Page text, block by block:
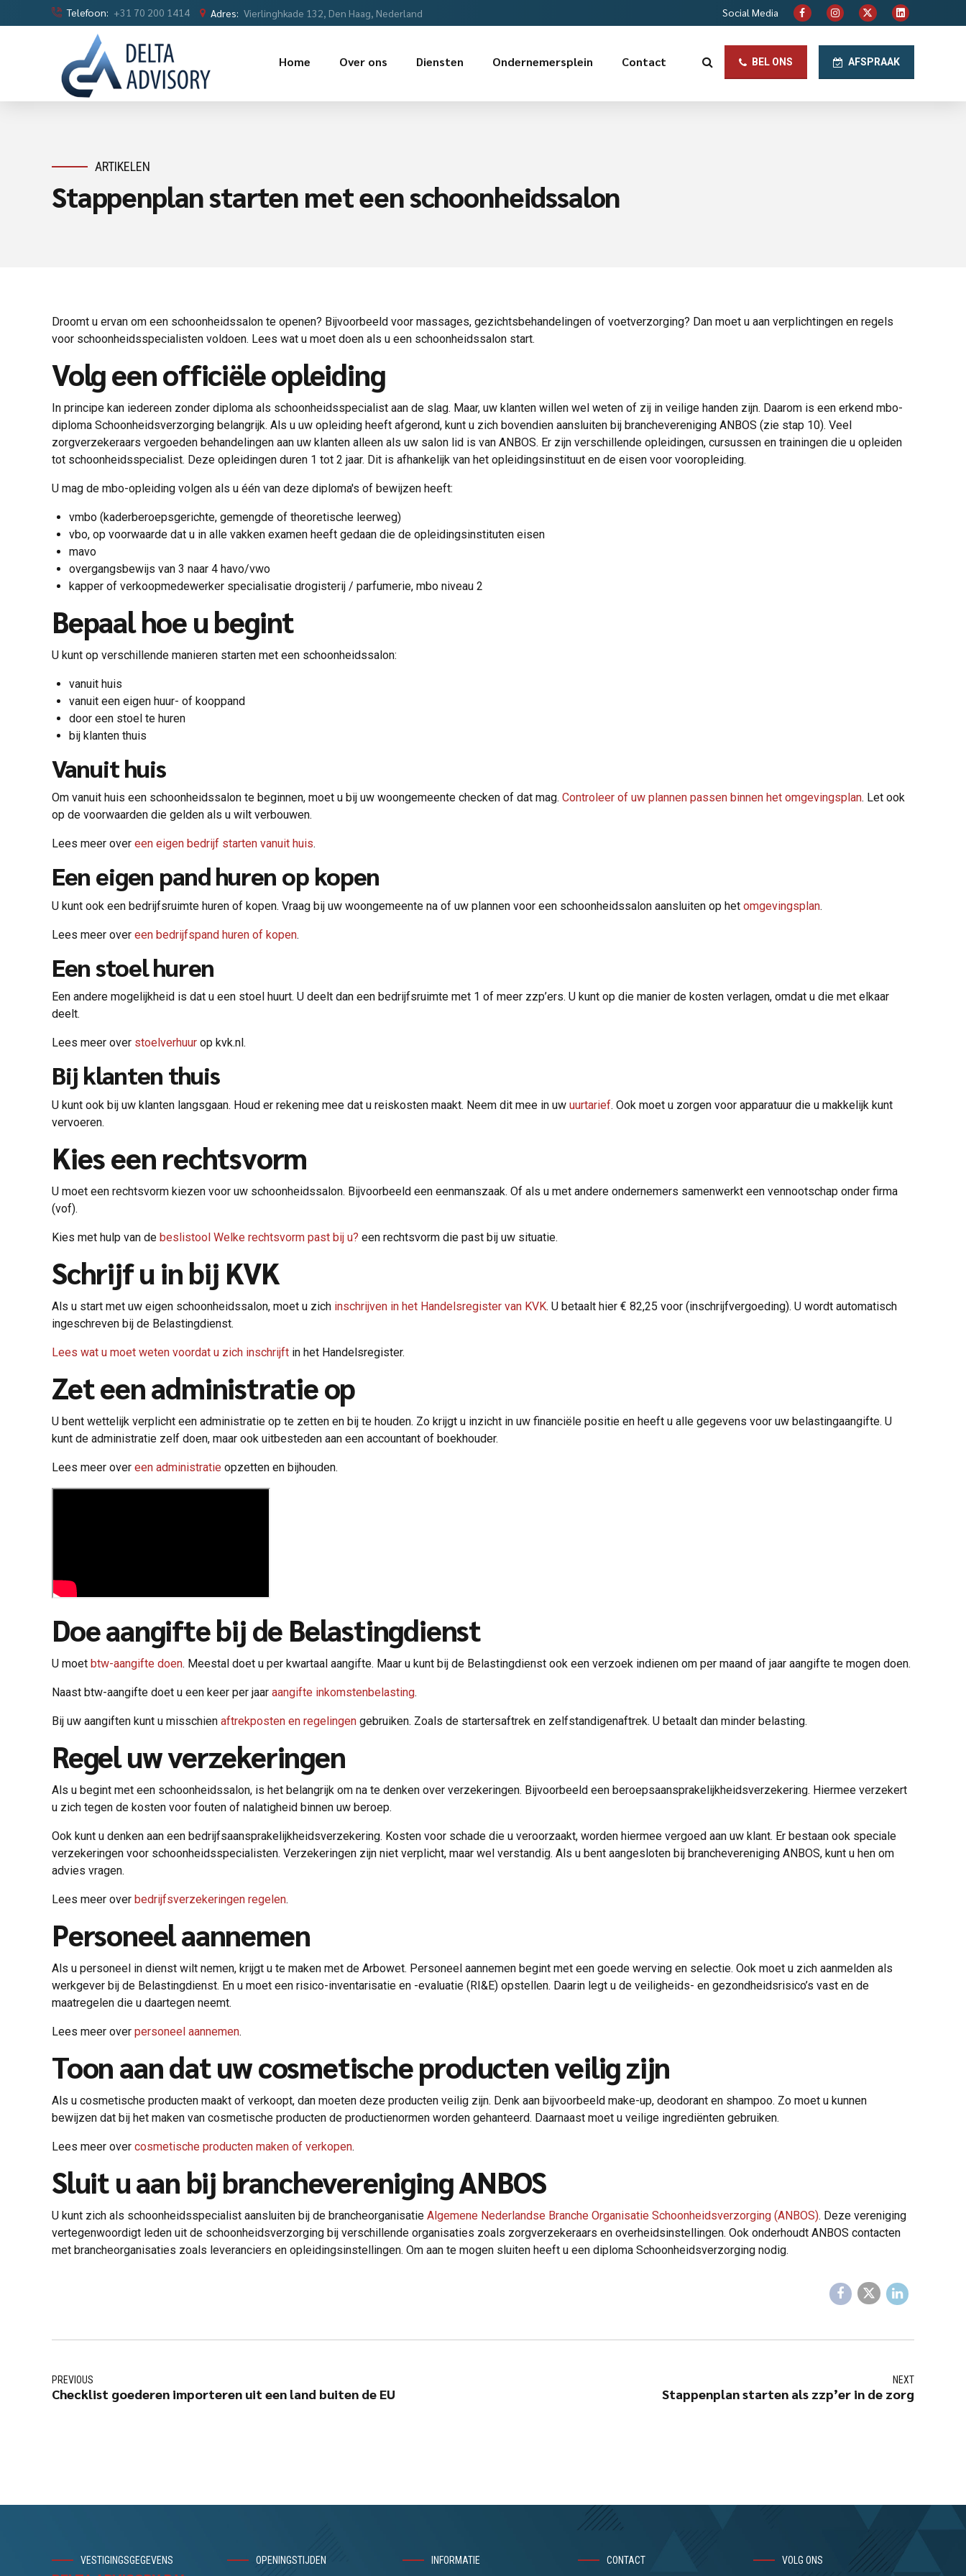
Telefoon: +31 70 200 1414 Adres: Vierlinghkade 132, Den Haag, Nederland Social Media
BEL ONS AFSPRAAK
Home Over ons Diensten Ondernemersplein Contact
ARTIKELEN
Stappenplan starten met een schoonheidssalon
Droomt u ervan om een schoonheidssalon te openen? Bijvoorbeeld voor massages, gezichtsbehandelingen of voetverzorging? Dan moet u aan verplichtingen en regels
voor schoonheidsspecialisten voldoen. Lees wat u moet doen als u een schoonheidssalon start.
Volg een officiële opleiding
In principe kan iedereen zonder diploma als schoonheidsspecialist aan de slag. Maar, uw klanten willen wel weten of zij in veilige handen zijn. Daarom is een erkend mbo-
diploma Schoonheidsverzorging belangrijk. Als u uw opleiding heeft afgerond, kunt u zich bovendien aansluiten bij branchevereniging ANBOS (zie stap 10). Veel
zorgverzekeraars vergoeden behandelingen aan uw klanten alleen als uw salon lid is van ANBOS. Er zijn verschillende opleidingen, cursussen en trainingen die u opleiden
tot schoonheidsspecialist. Deze opleidingen duren 1 tot 2 jaar. Dit is afhankelijk van het opleidingsinstituut en de eisen voor vooropleiding.
U mag de mbo-opleiding volgen als u één van deze diploma's of bewijzen heeft:
vmbo (kaderberoepsgerichte, gemengde of theoretische leerweg)
vbo, op voorwaarde dat u in alle vakken examen heeft gedaan die de opleidingsinstituten eisen
mavo
overgangsbewijs van 3 naar 4 havo/vwo
kapper of verkoopmedewerker specialisatie drogisterij / parfumerie, mbo niveau 2
Bepaal hoe u begint
U kunt op verschillende manieren starten met een schoonheidssalon:
vanuit huis
vanuit een eigen huur- of kooppand
door een stoel te huren
bij klanten thuis
Vanuit huis
Om vanuit huis een schoonheidssalon te beginnen, moet u bij uw woongemeente checken of dat mag. Controleer of uw plannen passen binnen het omgevingsplan. Let ook
op de voorwaarden die gelden als u wilt verbouwen.
Lees meer over een eigen bedrijf starten vanuit huis.
Een eigen pand huren op kopen
U kunt ook een bedrijfsruimte huren of kopen. Vraag bij uw woongemeente na of uw plannen voor een schoonheidssalon aansluiten op het omgevingsplan.
Lees meer over een bedrijfspand huren of kopen.
Een stoel huren
Een andere mogelijkheid is dat u een stoel huurt. U deelt dan een bedrijfsruimte met 1 of meer zzp’ers. U kunt op die manier de kosten verlagen, omdat u die met elkaar
deelt.
Lees meer over stoelverhuur op kvk.nl.
Bij klanten thuis
U kunt ook bij uw klanten langsgaan. Houd er rekening mee dat u reiskosten maakt. Neem dit mee in uw uurtarief. Ook moet u zorgen voor apparatuur die u makkelijk kunt
vervoeren.
Kies een rechtsvorm
U moet een rechtsvorm kiezen voor uw schoonheidssalon. Bijvoorbeeld een eenmanszaak. Of als u met andere ondernemers samenwerkt een vennootschap onder firma
(vof).
Kies met hulp van de beslistool Welke rechtsvorm past bij u? een rechtsvorm die past bij uw situatie.
Schrijf u in bij KVK
Als u start met uw eigen schoonheidssalon, moet u zich inschrijven in het Handelsregister van KVK. U betaalt hier € 82,25 voor (inschrijfvergoeding). U wordt automatisch
ingeschreven bij de Belastingdienst.
Lees wat u moet weten voordat u zich inschrijft in het Handelsregister.
Zet een administratie op
U bent wettelijk verplicht een administratie op te zetten en bij te houden. Zo krijgt u inzicht in uw financiële positie en heeft u alle gegevens voor uw belastingaangifte. U
kunt de administratie zelf doen, maar ook uitbesteden aan een accountant of boekhouder.
Lees meer over een administratie opzetten en bijhouden.
Doe aangifte bij de Belastingdienst
U moet btw-aangifte doen. Meestal doet u per kwartaal aangifte. Maar u kunt bij de Belastingdienst ook een verzoek indienen om per maand of jaar aangifte te mogen doen.
Naast btw-aangifte doet u een keer per jaar aangifte inkomstenbelasting.
Bij uw aangiften kunt u misschien aftrekposten en regelingen gebruiken. Zoals de startersaftrek en zelfstandigenaftrek. U betaalt dan minder belasting.
Regel uw verzekeringen
Als u begint met een schoonheidssalon, is het belangrijk om na te denken over verzekeringen. Bijvoorbeeld een beroepsaansprakelijkheidsverzekering. Hiermee verzekert
u zich tegen de kosten voor fouten of nalatigheid binnen uw beroep.
Ook kunt u denken aan een bedrijfsaansprakelijkheidsverzekering. Kosten voor schade die u veroorzaakt, worden hiermee vergoed aan uw klant. Er bestaan ook speciale
verzekeringen voor schoonheidsspecialisten. Verzekeringen zijn niet verplicht, maar wel verstandig. Als u bent aangesloten bij branchevereniging ANBOS, kunt u hen om
advies vragen.
Lees meer over bedrijfsverzekeringen regelen.
Personeel aannemen
Als u personeel in dienst wilt nemen, krijgt u te maken met de Arbowet. Personeel aannemen begint met een goede werving en selectie. Ook moet u zich aanmelden als
werkgever bij de Belastingdienst. En u moet een risico-inventarisatie en -evaluatie (RI&E) opstellen. Daarin legt u de veiligheids- en gezondheidsrisico’s vast en de
maatregelen die u daartegen neemt.
Lees meer over personeel aannemen.
Toon aan dat uw cosmetische producten veilig zijn
Als u cosmetische producten maakt of verkoopt, dan moeten deze producten veilig zijn. Denk aan bijvoorbeeld make-up, deodorant en shampoo. Zo moet u kunnen
bewijzen dat bij het maken van cosmetische producten de productienormen worden gehanteerd. Daarnaast moet u veilige ingrediënten gebruiken.
Lees meer over cosmetische producten maken of verkopen.
Sluit u aan bij branchevereniging ANBOS
U kunt zich als schoonheidsspecialist aansluiten bij de brancheorganisatie Algemene Nederlandse Branche Organisatie Schoonheidsverzorging (ANBOS). Deze vereniging
vertegenwoordigt leden uit de schoonheidsverzorging bij verschillende organisaties zoals zorgverzekeraars en overheidsinstellingen. Ook onderhoudt ANBOS contacten
met brancheorganisaties zoals leveranciers en opleidingsinstellingen. Om aan te mogen sluiten heeft u een diploma Schoonheidsverzorging nodig.
PREVIOUS
Checklist goederen importeren uit een land buiten de EU
NEXT
Stappenplan starten als zzp’er in de zorg
VESTIGINGSGEGEVENS OPENINGSTIJDEN INFORMATIE CONTACT VOLG ONS